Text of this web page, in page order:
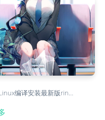
编译安装最新版rin…